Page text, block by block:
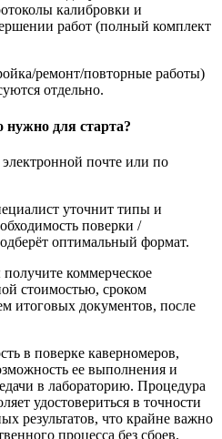
калибровки и
работ (полный комплект
ремонт/повторные работы)
отдельно.
для старта?
электронной почте или по
уточнит типы и
поверки /
оптимальный формат.
коммерческое
стоимостью, сроком
итоговых документов, после
в поверке каверномеров,
ее выполнения и
в лабораторию. Процедура
удостовериться в точности
результатов, что крайне важно
процесса без сбоев.